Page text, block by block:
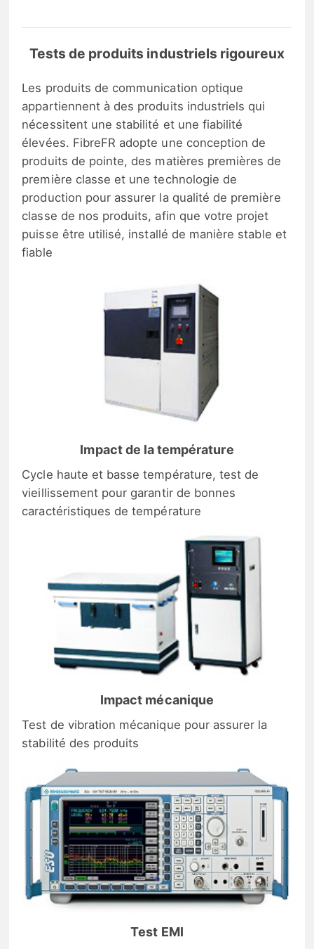
Tests de produits industriels rigoureux
Les produits de communication optique
appartiennent à des produits industriels qui
nécessitent une stabilité et une fiabilité
élevées. FibreFR adopte une conception de
produits de pointe, des matières premières de
première classe et une technologie de
production pour assurer la qualité de première
classe de nos produits, afin que votre projet
puisse être utilisé, installé de manière stable et
fiable
Impact de la température
Cycle haute et basse température, test de
vieillissement pour garantir de bonnes
caractéristiques de température
Impact mécanique
Test de vibration mécanique pour assurer la
stabilité des produits
Test EMI